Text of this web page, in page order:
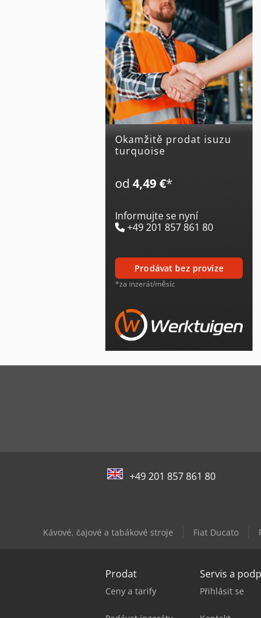
Okamžitě prodat isuzu
turquoise
od 4,49 €*
Informujte se nyní
+49 201 857 861 80
prodávat bez provize
*za inzerát/měsíc
+49 201 857 861 80
Kávové, čajové a tabákové stroje Fiat Ducato
Prodat
Ceny a tarify
Servis a
Přihlásit se